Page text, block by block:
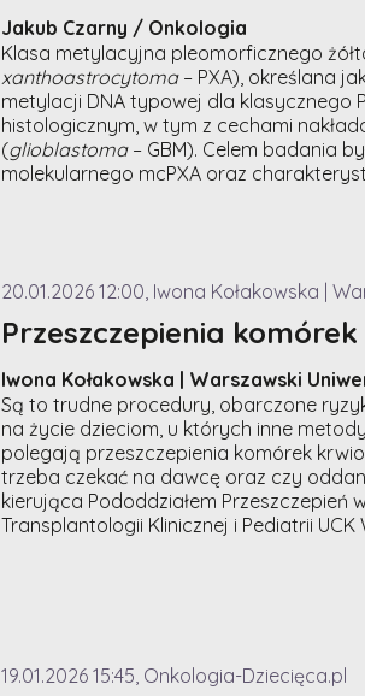
Jakub Czarny / Onkologia
Klasa metylacyjna pleomorficznego
xanthoastrocytoma– PXA), określana
metylacji DNA typowej dla klasycznego
histologicznym, w tym z cechami
(glioblastoma– GBM). Celem badania
molekularnego mcPXA oraz
20.01.2026 12:00, Iwona Kołakowska |
Przeszczepienia
Iwona Kołakowska | Warszawski
Są to trudne procedury, obarczone
na życie dzieciom, u których inne
polegają przeszczepienia komórek
trzeba czekać na dawcę oraz czy
kierująca Pododdziałem Przeszczepień
Transplantologii Klinicznej i Pediatrii UCK
19.01.2026 15:45, Onkologia-Dziecięca.pl